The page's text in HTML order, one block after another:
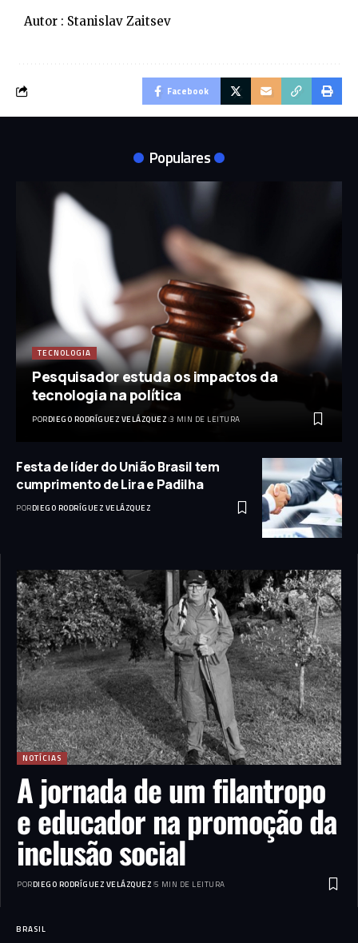
Autor : Stanislav Zaitsev
Facebook
Populares
TECNOLOGIA
Pesquisador estuda os impactos da
tecnologia na política
PORDIEGO RODRÍGUEZ VELÁZQUEZ 3 MIN DE LEITURA
Festa de líder do União Brasil tem
cumprimento de Lira e Padilha
PORDIEGO RODRÍGUEZ VELÁZQUEZ
NOTÍCIAS
A jornada de um filantropo
e educador na promoção da
inclusão social
PORDIEGO RODRÍGUEZ VELÁZQUEZ 5 MIN DE LEITURA
BRASIL